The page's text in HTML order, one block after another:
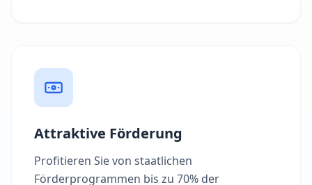
Attraktive Förderung
Profitieren Sie von staatlichen
Förderprogrammen bis zu 70% der